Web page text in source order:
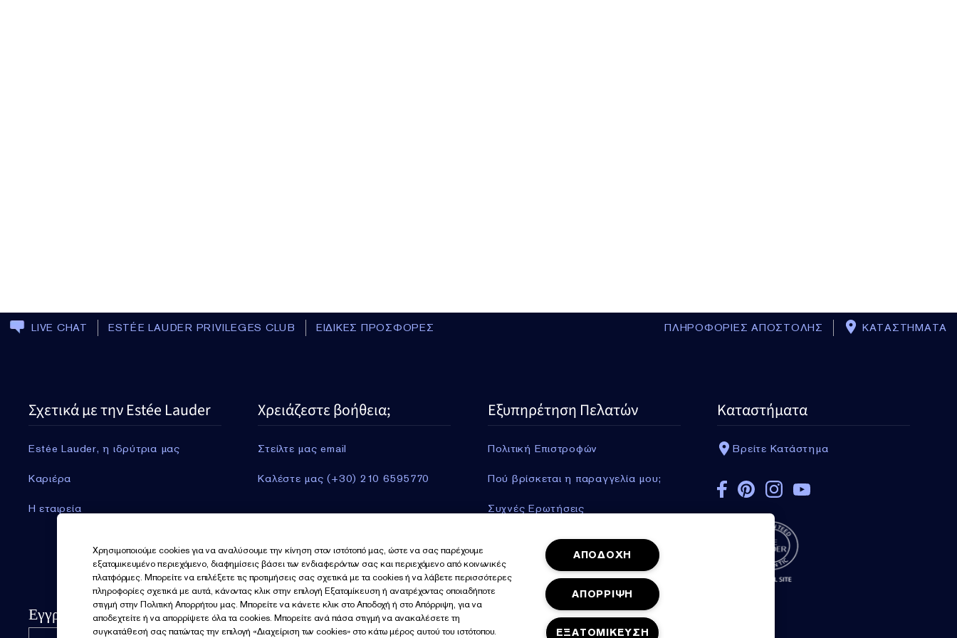
LIVE CHAT ESTÉE LAUDER PRIVILEGES CLUB ΕΙΔΙΚΕΣ ΠΡΟΣΦΟΡΕΣ ΠΛΗΡΟΦΟΡΙΕΣ ΑΠΟΣΤΟΛΗΣ ΚΑΤΑΣΤΗΜΑΤΑ
Σχετικά με την Estée Lauder
Estée Lauder, η ιδρύτρια μας
Καριέρα
Η εταιρεία
Χρειάζεστε βοήθεια;
Στείλτε μας email
Καλέστε μας (+30) 210 6595770
Εξυπηρέτηση Πελατών
Πολιτική Επιστροφών
Πού βρίσκεται η παραγγελία μου;
Συχνές Ερωτήσεις
Πληροφορίες Αποστολής
Περισσότερα
Καταστήματα
Βρείτε Κατάστημα
Εγγραφείτε για νέα
Χρησιμοποιούμε cookies για να αναλύσουμε την κίνηση στον ιστότοπό μας, ώστε να σας παρέχουμε
εξατομικευμένο περιεχόμενο, διαφημίσεις βάσει των ενδιαφερόντων σας και περιεχόμενο από κοινωνικές
πλατφόρμες. Μπορείτε να επιλέξετε τις προτιμήσεις σας σχετικά με τα cookies ή να λάβετε περισσότερες
πληροφορίες σχετικά με αυτά, κάνοντας κλικ στην επιλογή Εξατομίκευση ή ανατρέχοντας οποιαδήποτε
στιγμή στην Πολιτική Απορρήτου μας. Μπορείτε να κάνετε κλικ στο Αποδοχή ή στο Απόρριψη, για να
αποδεχτείτε ή να απορρίψετε όλα τα cookies. Μπορείτε ανά πάσα στιγμή να ανακαλέσετε τη
συγκατάθεσή σας πατώντας την επιλογή «Διαχείριση των cookies» στο κάτω μέρος αυτού του ιστότοπου.
ΑΠΟΔΟΧΗ
ΑΠΟΡΡΙΨΗ
ΕΞΑΤΟΜΙΚΕΥΣΗ